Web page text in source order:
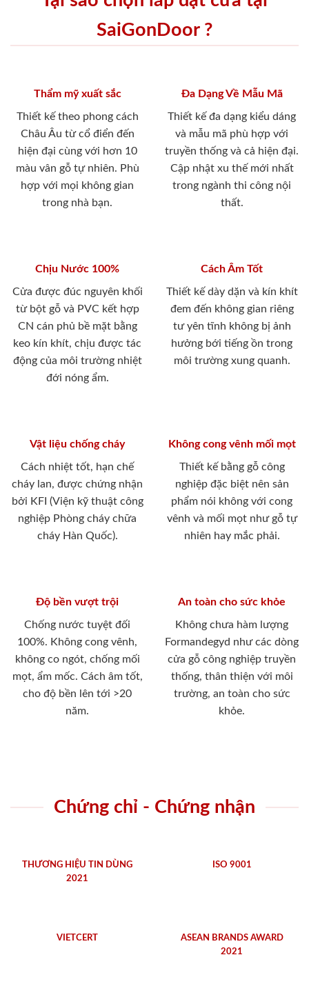
SaiGonDoor ?
Thẩm mỹ xuất sắc
Thiết kế theo phong cách
Châu Âu từ cổ điển đến
hiện đại cùng với hơn 10
màu vân gỗ tự nhiên. Phù
hợp với mọi không gian
trong nhà bạn.
Đa Dạng Về Mẫu Mã
Thiết kế đa dạng kiểu dáng
và mẫu mã phù hợp với
truyền thống và cả hiện đại.
Cập nhật xu thế mới nhất
trong ngành thi công nội
thất.
Chịu Nước 100%
Cửa được đúc nguyên khối
từ bột gỗ và PVC kết hợp
CN cán phủ bề mặt bằng
keo kín khít, chịu được tác
động của môi trường nhiệt
đới nóng ẩm.
Cách Âm Tốt
Thiết kế dày dặn và kín khít
đem đến không gian riêng
tư yên tĩnh không bị ảnh
hưởng bới tiếng ồn trong
môi trường xung quanh.
Vật liệu chống cháy
Cách nhiệt tốt, hạn chế
cháy lan, được chứng nhận
bởi KFI (Viện kỹ thuật công
nghiệp Phòng cháy chữa
cháy Hàn Quốc).
Không cong vênh mối mọt
Thiết kế bằng gỗ công
nghiệp đặc biệt nên sản
phẩm nói không với cong
vênh và mối mọt như gỗ tự
nhiên hay mắc phải.
Độ bền vượt trội
Chống nước tuyệt đối
100%. Không cong vênh,
không co ngót, chống mối
mọt, ẩm mốc. Cách âm tốt,
cho độ bền lên tới >20
năm.
An toàn cho sức khỏe
Không chưa hàm lượng
Formandegyd như các dòng
cửa gỗ công nghiệp truyền
thống, thân thiện với môi
trường, an toàn cho sức
khỏe.
Chứng chỉ - Chứng nhận
THƯƠNG HIỆU TIN DÙNG
2021
ISO 9001
VIETCERT
ASEAN BRANDS AWARD
2021